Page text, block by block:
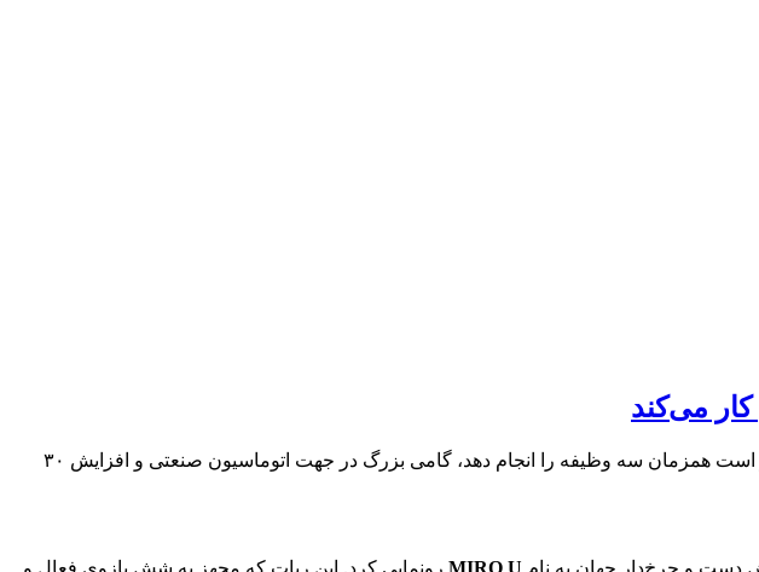
شرکت چینی مایدیا با رونمایی از ربات انسان‌نما و چرخ‌دار MIRO U که مجهز به شش بازوی فعال است و قادر است همزمان سه وظیفه را انجام دهد، گامی بزرگ در جهت اتوماسیون صنعتی و افزایش ۳۰
دست و چرخ‌دار جهان به نام MIRO U رونمایی کرد. این ربات که مجهز به شش بازوی فعال و